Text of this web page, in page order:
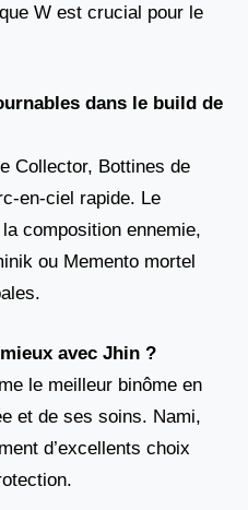
W est crucial pour le
dans le build de
Collector, Bottines de
en-ciel rapide. Le
composition ennemie,
ou Memento mortel
avec Jhin ?
le meilleur binôme en
et de ses soins. Nami,
d’excellents choix